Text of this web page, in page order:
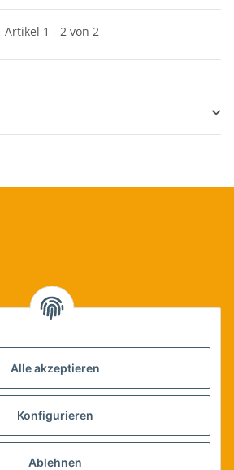
Alle akzeptieren
Konfigurieren
Ablehnen
Artikel 1 - 2 von 2